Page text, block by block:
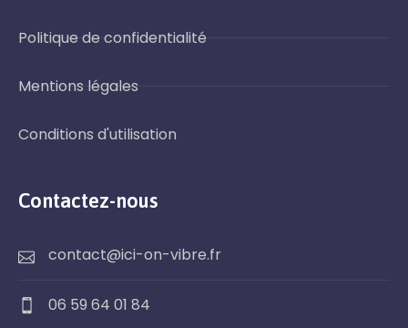
Politique de confidentialité
Mentions légales
Conditions d'utilisation
Contactez-nous
contact@ici-on-vibre.fr
06 59 64 01 84